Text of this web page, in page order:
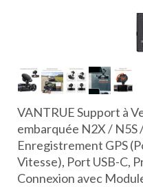
VANTRUE Support à
embarquée N2X / N5S
Enregistrement GPS
Vitesse), Port USB-C,
Connexion avec